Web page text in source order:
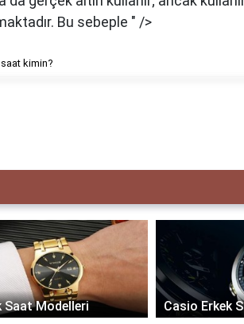
Bu sebeple " />
saat kimin?
Saat Modelleri Casio Erkek